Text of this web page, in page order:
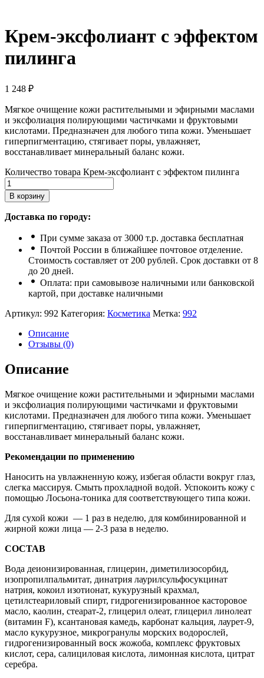
Крем-эксфолиант с эффектом
пилинга
1 248 ₽
Мягкое очищение кожи растительными и эфирными маслами
и эксфолиация полирующими частичками и фруктовыми
кислотами. Предназначен для любого типа кожи. Уменьшает
гиперпигментацию, стягивает поры, увлажняет,
восстанавливает минеральный баланс кожи.
Количество товара Крем-эксфолиант с эффектом пилинга
В корзину
Доставка по городу:
При сумме заказа от 3000 т.р. доставка бесплатная
Почтой России в ближайшее почтовое отделение.
Стоимость составляет от 200 рублей. Срок доставки от 8
до 20 дней.
Оплата: при самовывозе наличными или банковской
картой, при доставке наличными
Артикул: 992 Категория: Косметика Метка: 992
Описание
Отзывы (0)
Описание
Мягкое очищение кожи растительными и эфирными маслами
и эксфолиация полирующими частичками и фруктовыми
кислотами. Предназначен для любого типа кожи. Уменьшает
гиперпигментацию, стягивает поры, увлажняет,
восстанавливает минеральный баланс кожи.
Рекомендации по применению
Наносить на увлажненную кожу, избегая области вокруг глаз,
слегка массируя. Смыть прохладной водой. Успокоить кожу с
помощью Лосьона-тоника для соответствующего типа кожи.
Для сухой кожи — 1 раз в неделю, для комбинированной и
жирной кожи лица — 2-3 раза в неделю.
СОСТАВ
Вода деионизированная, глицерин, диметилизосорбид,
изопропилпальмитат, динатрия лаурилсульфосукцинат
натрия, кокоил изотионат, кукурузный крахмал,
цетилстеариловый спирт, гидрогенизированное касторовое
масло, каолин, стеарат-2, глицерил олеат, глицерил линолеат
(витамин F), ксантановая камедь, карбонат кальция, лаурет-9,
масло кукурузное, микрогранулы морских водорослей,
гидрогенизированный воск жожоба, комплекс фруктовых
кислот, сера, салициловая кислота, лимонная кислота, цитрат
серебра.